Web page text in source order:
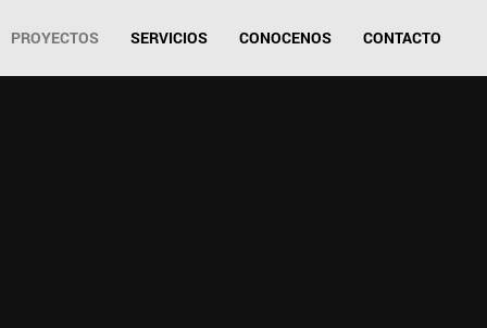
PROYECTOS SERVICIOS CONOCENOS CONTACTO